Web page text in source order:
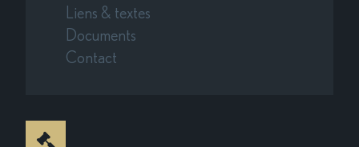
Liens & textes
Documents
Contact